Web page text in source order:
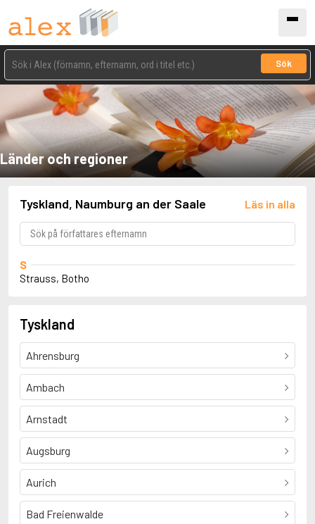
Sök
Länder och regioner
Tyskland, Naumburg an der Saale Läs in alla
S
Strauss, Botho
Tyskland
Ahrensburg
Ambach
Arnstadt
Augsburg
Aurich
Bad Freienwalde